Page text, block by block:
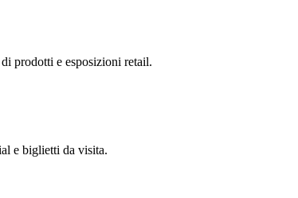
prodotti e esposizioni retail.
e biglietti da visita.